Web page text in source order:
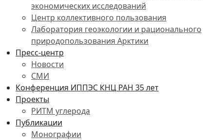
экономических исследований
Центр коллективного пользования
Лаборатория геоэкологии и рационального
природопользования Арктики
Пресс-центр
Новости
СМИ
Конференция ИППЭС КНЦ РАН 35 лет
Проекты
РИТМ углерода
Публикации
Монографии